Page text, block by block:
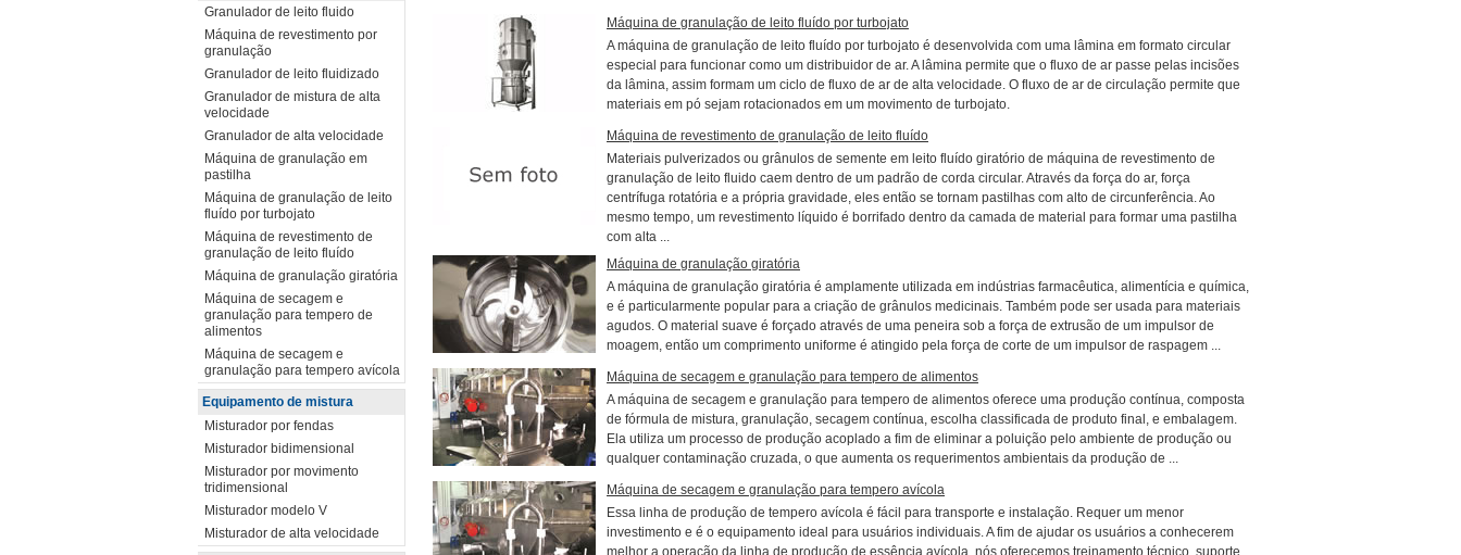
Granulador de leito fluido
Máquina de revestimento por
granulação
Granulador de leito fluidizado
Granulador de mistura de alta
velocidade
Granulador de alta velocidade
Máquina de granulação em
pastilha
Máquina de granulação de leito
fluído por turbojato
Máquina de revestimento de
granulação de leito fluído
Máquina de granulação giratória
Máquina de secagem e
granulação para tempero de
alimentos
Máquina de secagem e
granulação para tempero avícola
Equipamento de mistura
Misturador por fendas
Misturador bidimensional
Misturador por movimento
tridimensional
Misturador modelo V
Misturador de alta velocidade
Máquina de granulação de leito fluído por turbojato
A máquina de granulação de leito fluído por turbojato é desenvolvida com uma lâmina em formato circular
especial para funcionar como um distribuidor de ar. A lâmina permite que o fluxo de ar passe pelas incisões
da lâmina, assim formam um ciclo de fluxo de ar de alta velocidade. O fluxo de ar de circulação permite que
materiais em pó sejam rotacionados em um movimento de turbojato.
Máquina de revestimento de granulação de leito fluído
Materiais pulverizados ou grânulos de semente em leito fluído giratório de máquina de revestimento de
granulação de leito fluido caem dentro de um padrão de corda circular. Através da força do ar, força
centrífuga rotatória e a própria gravidade, eles então se tornam pastilhas com alto de circunferência. Ao
mesmo tempo, um revestimento líquido é borrifado dentro da camada de material para formar uma pastilha
com alta ...
Máquina de granulação giratória
A máquina de granulação giratória é amplamente utilizada em indústrias farmacêutica, alimentícia e química,
e é particularmente popular para a criação de grânulos medicinais. Também pode ser usada para materiais
agudos. O material suave é forçado através de uma peneira sob a força de extrusão de um impulsor de
moagem, então um comprimento uniforme é atingido pela força de corte de um impulsor de raspagem ...
Máquina de secagem e granulação para tempero de alimentos
A máquina de secagem e granulação para tempero de alimentos oferece uma produção contínua, composta
de fórmula de mistura, granulação, secagem contínua, escolha classificada de produto final, e embalagem.
Ela utiliza um processo de produção acoplado a fim de eliminar a poluição pelo ambiente de produção ou
qualquer contaminação cruzada, o que aumenta os requerimentos ambientais da produção de ...
Máquina de secagem e granulação para tempero avícola
Essa linha de produção de tempero avícola é fácil para transporte e instalação. Requer um menor
investimento e é o equipamento ideal para usuários individuais. A fim de ajudar os usuários a conhecerem
melhor a operação da linha de produção de essência avícola, nós oferecemos treinamento técnico, suporte